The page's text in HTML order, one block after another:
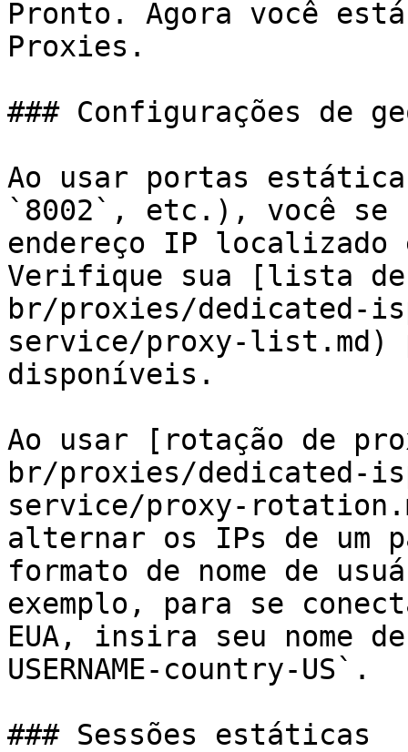
Pronto. Agora você
Proxies.
### Configurações de
Ao usar portas
`8002`, etc.), você se
endereço IP localizado
Verifique sua [lista
br/proxies/dedicated-
service/proxy-list.md)
disponíveis.
Ao usar [rotação de
br/proxies/dedicated-
service/proxy-
alternar os IPs de um
formato de nome de
exemplo, para se
EUA, insira seu nome
USERNAME-country-US`.
### Sessões estáticas